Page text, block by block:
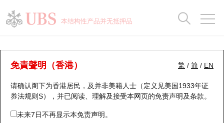
本结构性产品并无抵押品
繁 / 简 / EN
免責聲明（香港）
请确认阁下为香港居民，及并非美籍人士（定义见美国1933年证
券法规则S），并已阅读、理解及接受本网页的免责声明及条款。
未来7日不再显示本免责声明。
认股证分析仪
表现 街货统计 比较
22557 瑞银认沽 0883 中国海洋石油
瑞银认股证一览
新发行瑞银认股证
即将到期认股证
街货统计
比较
牛熊全景快搜
牛熊证搜寻
牛熊证街货分布图
街货统计
比较
十大升幅/跌幅
十大认股证成交分布
十天股证占大市成交
正股分析仪
二十大活跃股份
恒指成份股
持股比重
显示所有持股比重
每月轮证大市专题
轮证专栏
讲座及教育短片